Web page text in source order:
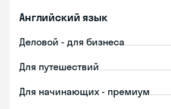
Английский язык
Деловой - для бизнеса
Для путешествий
Для начинающих - премиум